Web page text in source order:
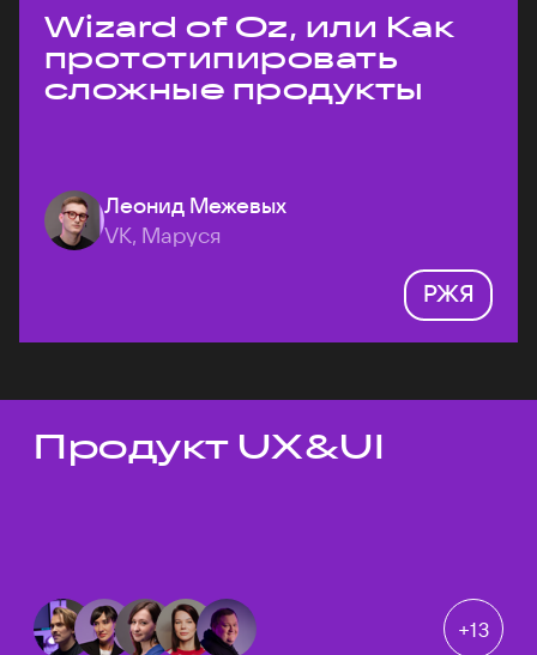
Wizard of Oz, или Как
прототипировать
сложные продукты
Леонид Межевых
VK, Маруся
РЖЯ
Темы докладов
Продукт UX&UI
+13